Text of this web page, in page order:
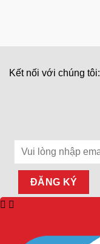
Kết nối với chúng tôi: